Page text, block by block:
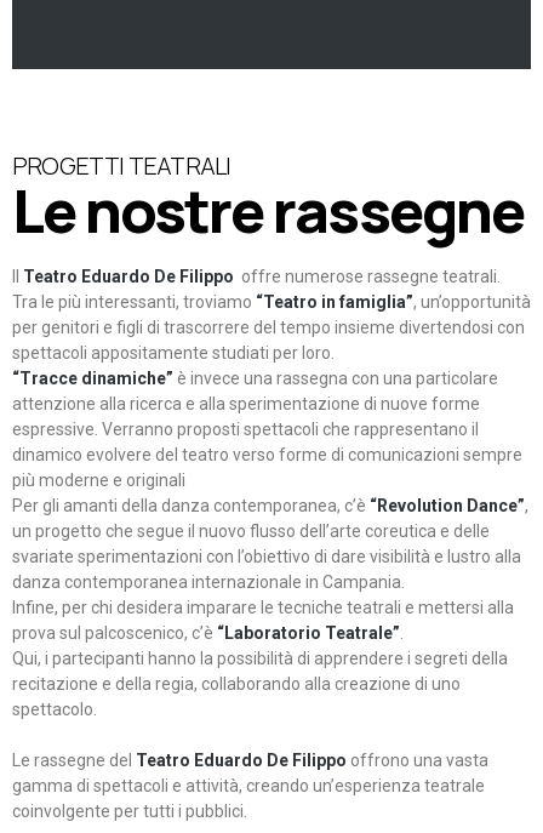
PROGETTI TEATRALI
Le nostre rassegne
Teatro Eduardo De Filippo offre numerose rassegne teatrali.
Tra le più interessanti, troviamo “Teatro in famiglia”, un’opportunità
per genitori e figli di trascorrere del tempo insieme divertendosi con
spettacoli appositamente studiati per loro.
“Tracce dinamiche” è invece una rassegna con una particolare
attenzione alla ricerca e alla sperimentazione di nuove forme
espressive. Verranno proposti spettacoli che rappresentano il
dinamico evolvere del teatro verso forme di comunicazioni sempre
più moderne e originali
Per gli amanti della danza contemporanea, c’è “Revolution Dance”,
un progetto che segue il nuovo flusso dell’arte coreutica e delle
svariate sperimentazioni con l’obiettivo di dare visibilità e lustro alla
danza contemporanea internazionale in Campania.
Infine, per chi desidera imparare le tecniche teatrali e mettersi alla
prova sul palcoscenico, c’è “Laboratorio Teatrale”
Qui, i partecipanti hanno la possibilità di apprendere i segreti della
recitazione e della regia, collaborando alla creazione di uno
spettacolo.
Le rassegne del Teatro Eduardo De Filippo offrono una vasta
gamma di spettacoli e attività, creando un’esperienza teatrale
coinvolgente per tutti i pubblici.